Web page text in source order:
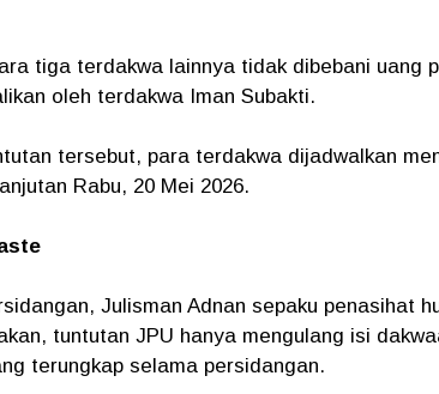
tiga terdakwa lainnya tidak dibebani uang
oleh terdakwa Iman Subakti.
tersebut, para terdakwa dijadwalkan
Rabu, 20 Mei 2026.
Julisman Adnan sepaku penasihat
tuntutan JPU hanya mengulang isi
terungkap selama persidangan.